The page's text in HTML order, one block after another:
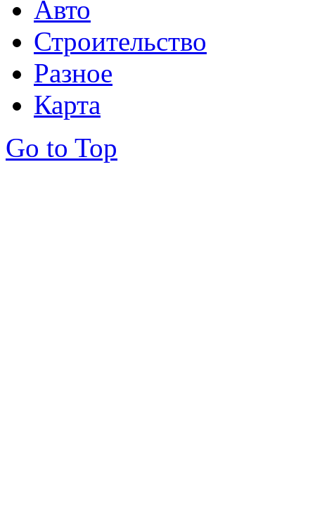
Авто
Строительство
Разное
Карта
Go to Top